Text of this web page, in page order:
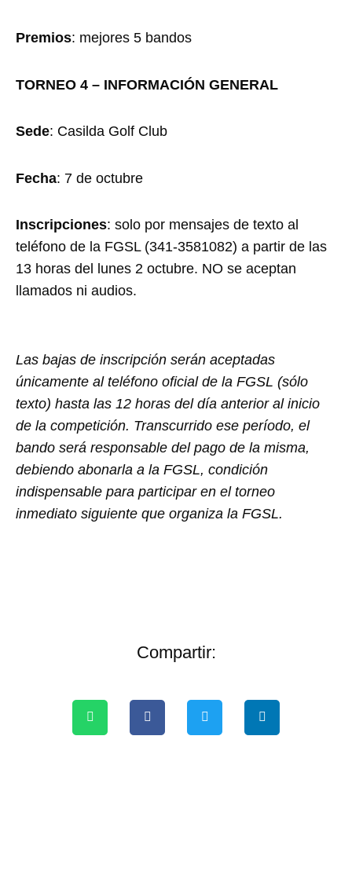
Premios: mejores 5 bandos
TORNEO 4 – INFORMACIÓN GENERAL
Sede: Casilda Golf Club
Fecha: 7 de octubre
Inscripciones: solo por mensajes de texto al
teléfono de la FGSL (341-3581082) a partir de las
13 horas del lunes 2 octubre. NO se aceptan
llamados ni audios.
Las bajas de inscripción serán aceptadas
únicamente al teléfono oficial de la FGSL (sólo
texto) hasta las 12 horas del día anterior al inicio
de la competición. Transcurrido ese período, el
bando será responsable del pago de la misma,
debiendo abonarla a la FGSL, condición
indispensable para participar en el torneo
inmediato siguiente que organiza la FGSL.
Compartir: